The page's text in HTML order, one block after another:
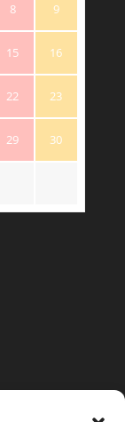
8 9
15 16
22 23
29 30